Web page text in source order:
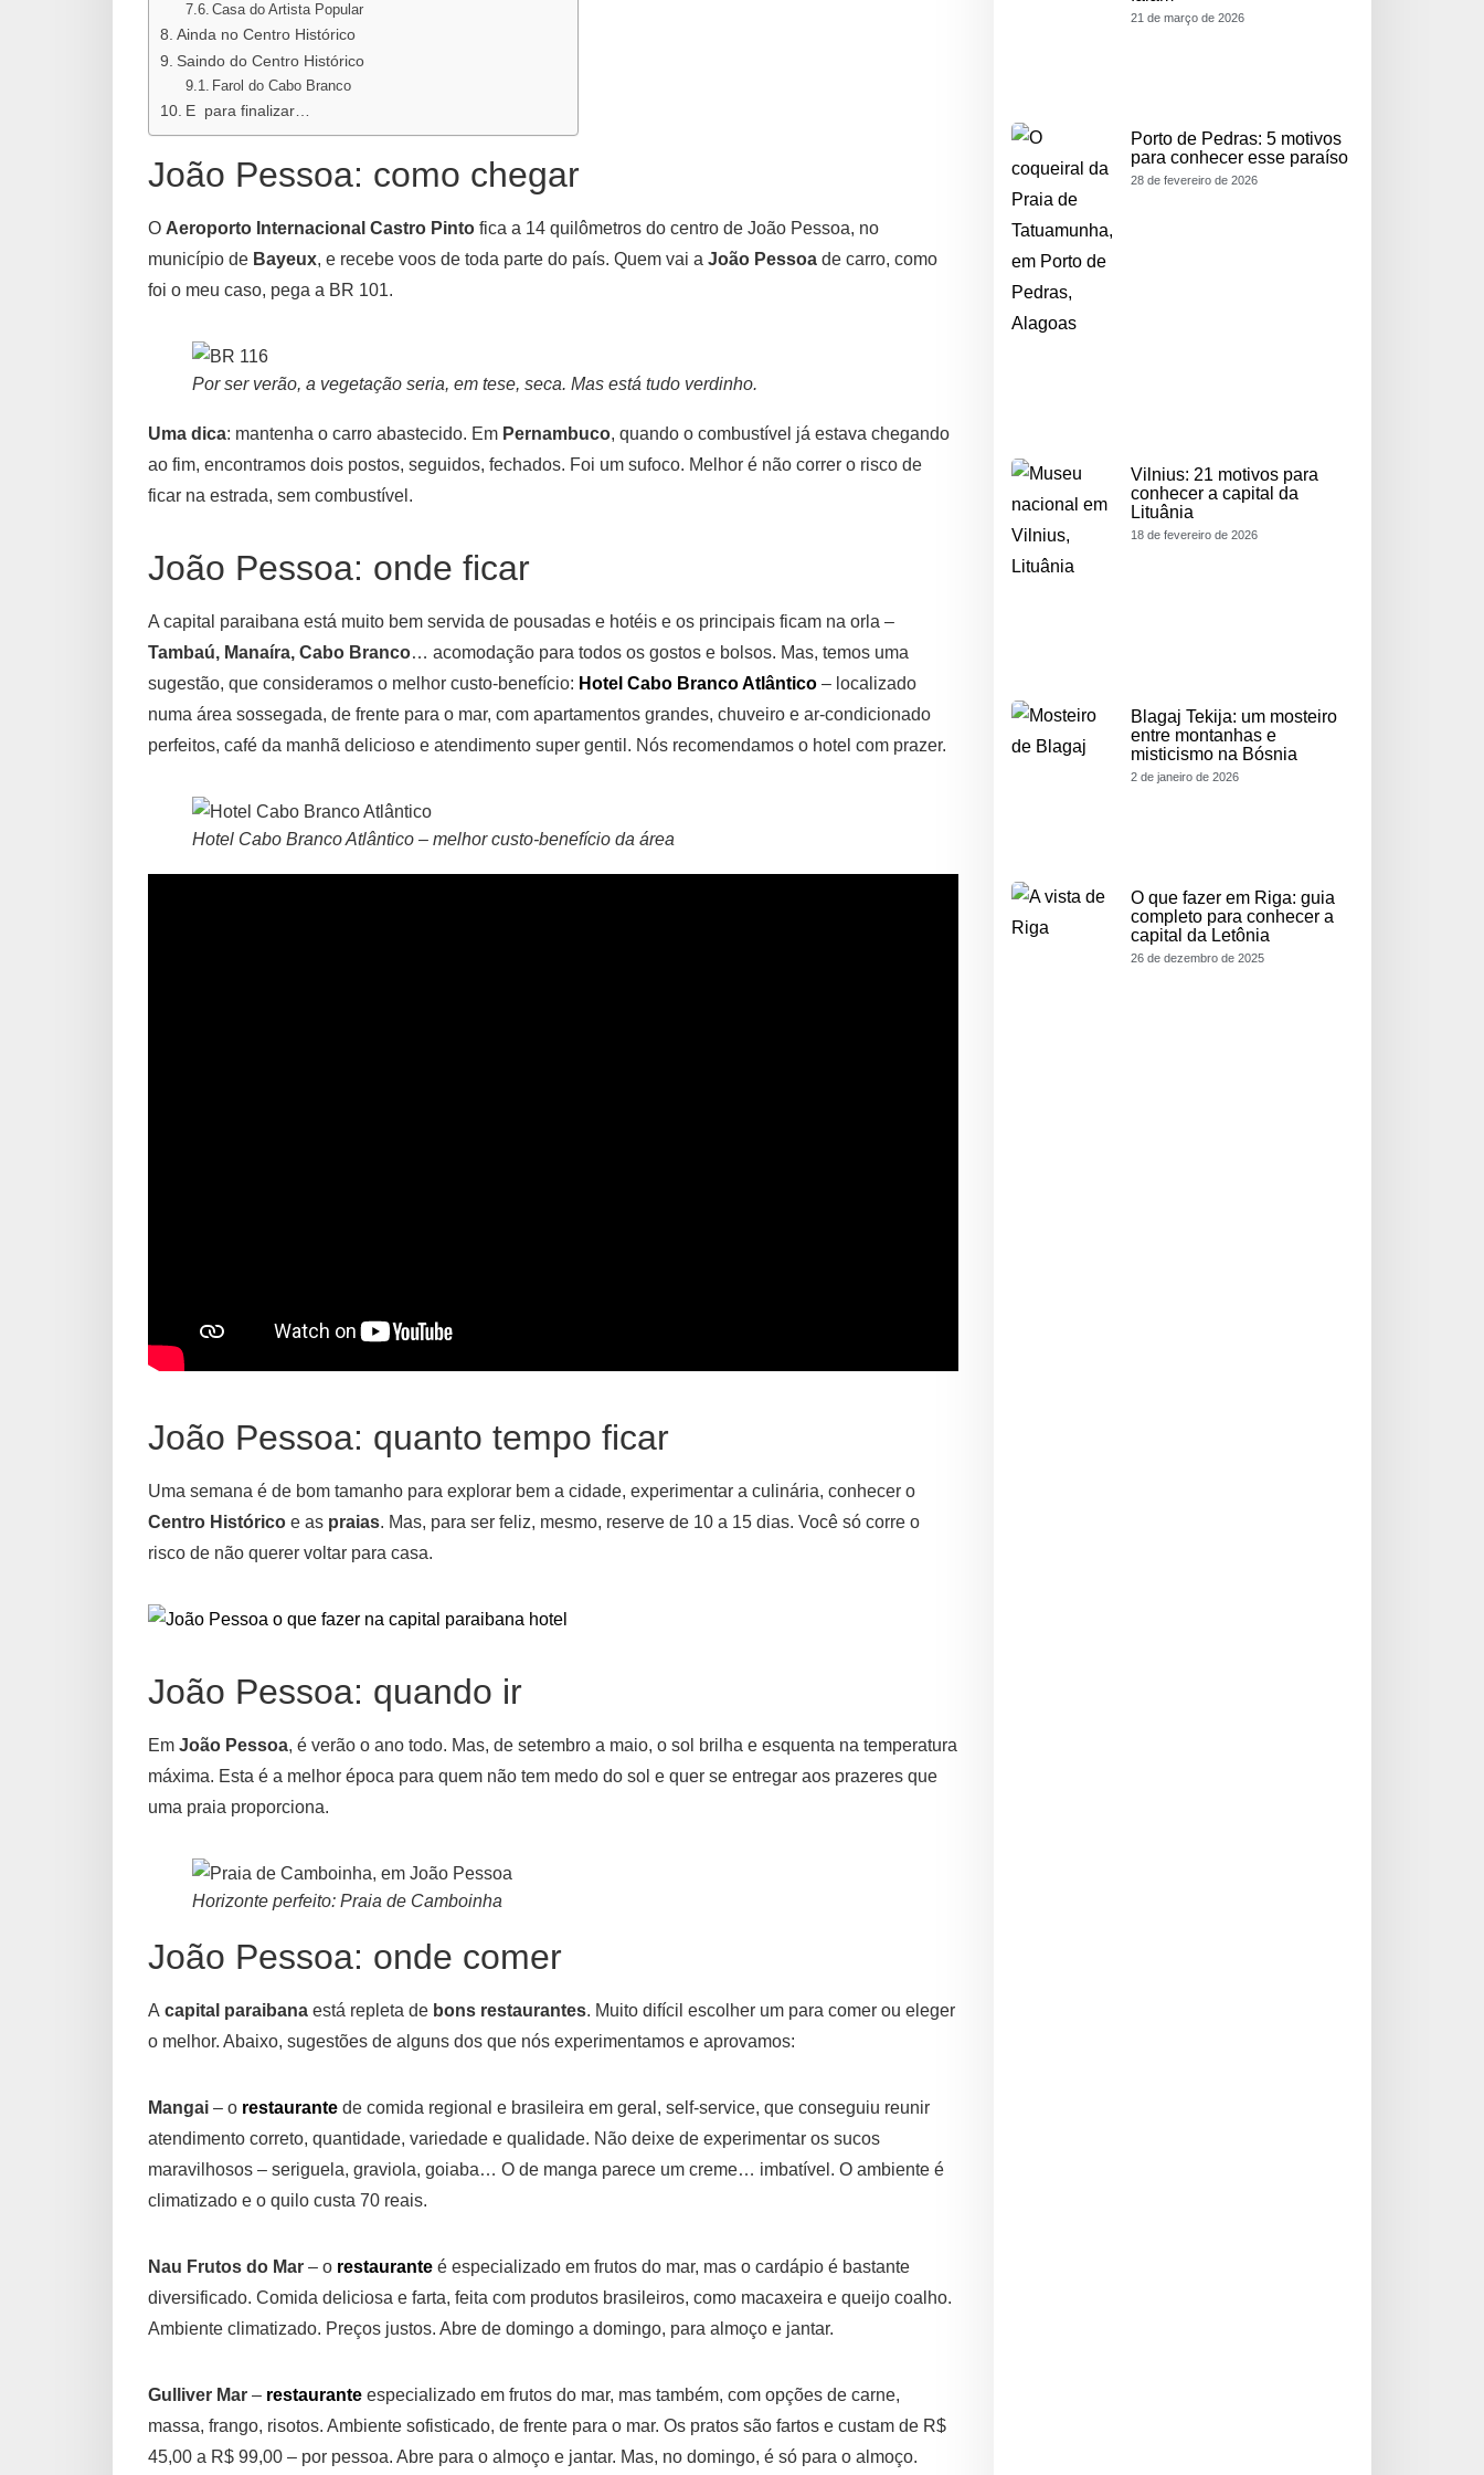
Casa do Artista Popular
Ainda no Centro Histórico
Saindo do Centro Histórico
Farol do Cabo Branco
E para finalizar…
João Pessoa: como chegar
O Aeroporto Internacional Castro Pinto fica a 14 quilômetros do centro de João Pessoa, no
município de Bayeux, e recebe voos de toda parte do país. Quem vai a João Pessoa de carro, como
foi o meu caso, pega a BR 101.
Por ser verão, a vegetação seria, em tese, seca. Mas está tudo verdinho.
Uma dica: mantenha o carro abastecido. Em Pernambuco, quando o combustível já estava chegando
ao fim, encontramos dois postos, seguidos, fechados. Foi um sufoco. Melhor é não correr o risco de
ficar na estrada, sem combustível.
João Pessoa: onde ficar
A capital paraibana está muito bem servida de pousadas e hotéis e os principais ficam na orla –
Tambaú, Manaíra, Cabo Branco… acomodação para todos os gostos e bolsos. Mas, temos uma
sugestão, que consideramos o melhor custo-benefício: Hotel Cabo Branco Atlântico – localizado
numa área sossegada, de frente para o mar, com apartamentos grandes, chuveiro e ar-condicionado
perfeitos, café da manhã delicioso e atendimento super gentil. Nós recomendamos o hotel com prazer.
Hotel Cabo Branco Atlântico – melhor custo-benefício da área
João Pessoa: quanto tempo ficar
Uma semana é de bom tamanho para explorar bem a cidade, experimentar a culinária, conhecer o
Centro Histórico e as praias. Mas, para ser feliz, mesmo, reserve de 10 a 15 dias. Você só corre o
risco de não querer voltar para casa.
João Pessoa: quando ir
Em João Pessoa, é verão o ano todo. Mas, de setembro a maio, o sol brilha e esquenta na temperatura
máxima. Esta é a melhor época para quem não tem medo do sol e quer se entregar aos prazeres que
uma praia proporciona.
Horizonte perfeito: Praia de Camboinha
João Pessoa: onde comer
A capital paraibana está repleta de bons restaurantes. Muito difícil escolher um para comer ou eleger
o melhor. Abaixo, sugestões de alguns dos que nós experimentamos e aprovamos:
Mangai – o restaurante de comida regional e brasileira em geral, self-service, que conseguiu reunir
atendimento correto, quantidade, variedade e qualidade. Não deixe de experimentar os sucos
maravilhosos – seriguela, graviola, goiaba… O de manga parece um creme… imbatível. O ambiente é
climatizado e o quilo custa 70 reais.
Nau Frutos do Mar – o restaurante é especializado em frutos do mar, mas o cardápio é bastante
diversificado. Comida deliciosa e farta, feita com produtos brasileiros, como macaxeira e queijo coalho.
Ambiente climatizado. Preços justos. Abre de domingo a domingo, para almoço e jantar.
Gulliver Mar – restaurante especializado em frutos do mar, mas também, com opções de carne,
massa, frango, risotos. Ambiente sofisticado, de frente para o mar. Os pratos são fartos e custam de R$
45,00 a R$ 99,00 – por pessoa. Abre para o almoço e jantar. Mas, no domingo, é só para o almoço.
21 de março de 2026
Porto de Pedras: 5 motivos
para conhecer esse paraíso
28 de fevereiro de 2026
Vilnius: 21 motivos para
conhecer a capital da
Lituânia
18 de fevereiro de 2026
Blagaj Tekija: um mosteiro
entre montanhas e
misticismo na Bósnia
2 de janeiro de 2026
O que fazer em Riga: guia
completo para conhecer a
capital da Letônia
26 de dezembro de 2025